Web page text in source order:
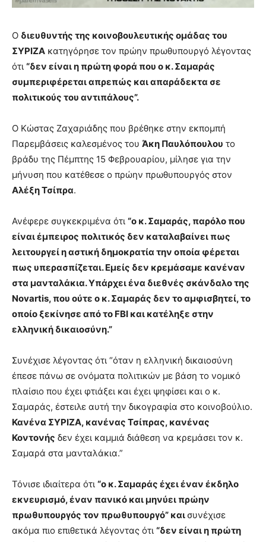
Ο διευθυντής της κοινοβουλευτικής ομάδας του
ΣΥΡΙΖΑ κατηγόρησε τον πρώην πρωθυπουργό λέγοντας
ότι “δεν είναι η πρώτη φορά που ο κ. Σαμαράς
συμπεριφέρεται απρεπώς και απαράδεκτα σε
πολιτικούς του αντιπάλους”.
Ο Κώστας Ζαχαριάδης που βρέθηκε στην εκπομπή
Παρεμβάσεις καλεσμένος του Άκη Παυλόπουλου το
βράδυ της Πέμπτης 15 Φεβρουαρίου, μίλησε για την
μήνυση που κατέθεσε ο πρώην πρωθυπουργός στον
Αλέξη Τσίπρα.
Ανέφερε συγκεκριμένα ότι “ο κ. Σαμαράς, παρόλο που
είναι έμπειρος πολιτικός δεν καταλαβαίνει πως
λειτουργεί η αστική δημοκρατία την οποία φέρεται
πως υπερασπίζεται. Εμείς δεν κρεμάσαμε κανέναν
στα μανταλάκια. Υπάρχει ένα διεθνές σκάνδαλο της
Novartis, που ούτε ο κ. Σαμαράς δεν το αμφισβητεί, το
οποίο ξεκίνησε από το FBI και κατέληξε στην
ελληνική δικαιοσύνη.”
Συνέχισε λέγοντας ότι “όταν η ελληνική δικαιοσύνη
έπεσε πάνω σε ονόματα πολιτικών με βάση το νομικό
πλαίσιο που έχει φτιάξει και έχει ψηφίσει και ο κ.
Σαμαράς, έστειλε αυτή την δικογραφία στο κοινοβούλιο.
Κανένα ΣΥΡΙΖΑ, κανένας Τσίπρας, κανένας
Κοντονής δεν έχει καμμιά διάθεση να κρεμάσει τον κ.
Σαμαρά στα μανταλάκια.”
Τόνισε ιδιαίτερα ότι “ο κ. Σαμαράς έχει έναν έκδηλο
εκνευρισμό, έναν πανικό και μηνύει πρώην
πρωθυπουργός τον πρωθυπουργό” και συνέχισε
ακόμα πιο επιθετικά λέγοντας ότι “δεν είναι η πρώτη